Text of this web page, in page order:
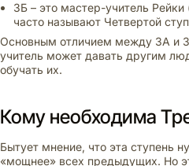
3Б – это мастер-учитель
часто называют Четвертой
Основным отличием между 3А и
учитель может давать другим
обучать их.
Кому необходима
Бытует мнение, что эта ступень
«мощнее» всех предыдущих. Но